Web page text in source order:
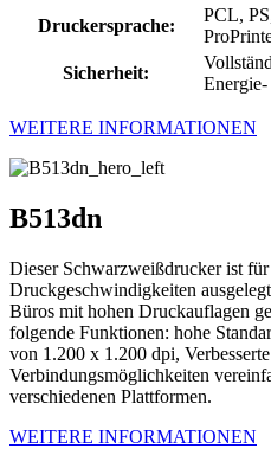
Druckersprache:
PCL,
Sicherheit:
Energie-
WEITERE INFORMATIONEN
B513dn
Dieser Schwarzweißdrucker ist
Druckgeschwindigkeiten
Büros mit hohen Druckauflagen
folgende Funktionen: hohe
von 1.200 x 1.200 dpi,
Verbindungsmöglichkeiten
verschiedenen Plattformen.
WEITERE INFORMATIONEN